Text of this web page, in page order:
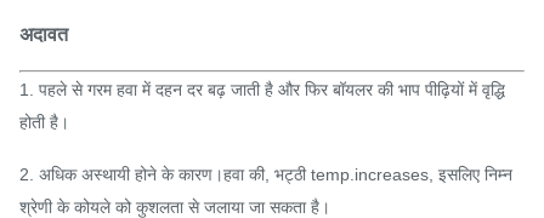
अदावत
1. पहले से गरम हवा में दहन दर बढ़ जाती है और फिर बॉयलर की भाप पीढ़ियों में वृद्धि
होती है।
2. अधिक अस्थायी होने के कारण।हवा की, भट्ठी temp.increases, इसलिए निम्न
श्रेणी के कोयले को कुशलता से जलाया जा सकता है।